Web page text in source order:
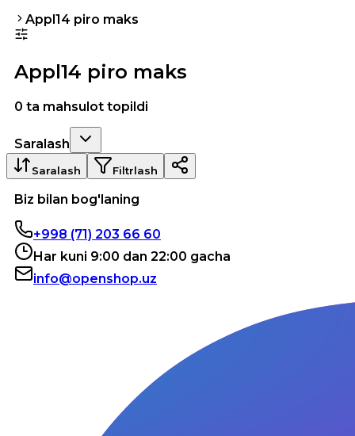
Appl14 piro maks
Appl14 piro maks
0 ta mahsulot topildi
Saralash
Saralash Filtrlash
Biz bilan bog'laning
+998 (71) 203 66 60
Har kuni 9:00 dan 22:00 gacha
info@openshop.uz